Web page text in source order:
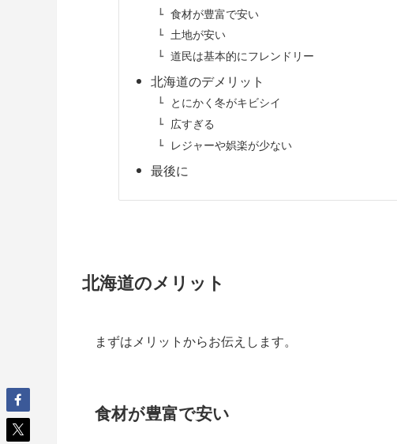
食材が豊富で安い
土地が安い
道民は基本的にフレンドリー
北海道のデメリット
とにかく冬がキビシイ
広すぎる
レジャーや娯楽が少ない
最後に
北海道のメリット
まずはメリットからお伝えします。
食材が豊富で安い